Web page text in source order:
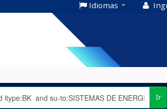
Idiomas
Ir